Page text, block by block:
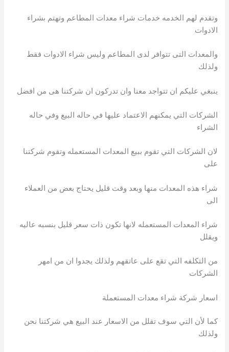
وتقدم لهم الخدمه خدمات شراء معدات المطاعم وتهتم بشراء
الادوات
والمعدات التى تتوافر لدى المطاعم وليس شراء الادوات فقط
ولذلك
ينبغي عليكم ان تتواجد معنا وان تدركون ان شركتنا هى من افضل
الشركات التي يمكنهم الاعتماد عليها في حاله البيع وفي حاله
الشراء
لان الشركات التي تقوم ببيع المعدات المستعمله وتقوم شركتنا
على
شراء هذه المعدات منها وبعد وقت قليل يحتاج بعض من العملاء
الى
شراء المعدات المستعمله لانها تكون ذات سعر قليل بنسبه عاليه
ويقلل
من التكلفه التي تقع على عاتقهم ولذلك يجدوا ان من امهر
الشركات
اسعار شركة شراء معدات المستعملة
كما لأن التي سوف تقلل من الاسعار عند البيع هي شركتنا نحن
ولذلك